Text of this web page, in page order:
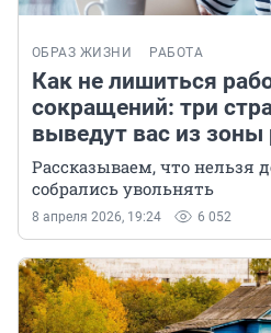
ОБРАЗ ЖИЗНИ РАБОТА
Как не лишиться
сокращений: три
выведут вас из зоны
Рассказываем, что нельзя
собрались увольнять
8 апреля 2026, 19:24 6 052